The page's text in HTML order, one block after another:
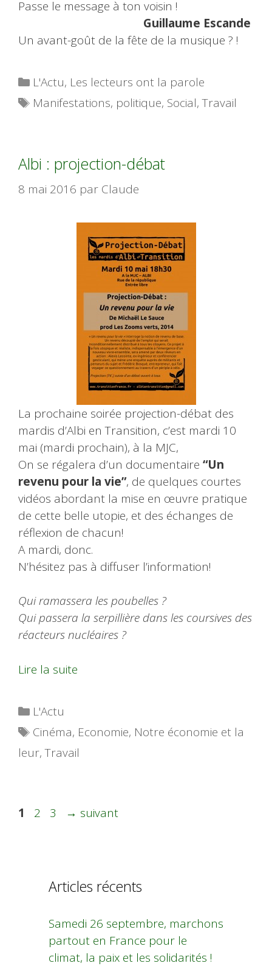
Passe le message à ton voisin !
Guillaume Escande
Un avant-goût de la fête de la musique ? !
Catégories
L'Actu, Les lecteurs ont la parole
Étiquettes
Manifestations, politique, Social,Travail
Albi : projection-débat
8 mai 2016 par Claude
La prochaine soirée projection-débat des
mardis d’Albi en Transition, c’est mardi 10
mai (mardi prochain), à la MJC,
On se régalera d’un documentaire “Un
revenu pour la vie”, de quelques courtes
vidéos abordant la mise en œuvre pratique
de cette belle utopie, et des échanges de
réflexion de chacun!
A mardi, donc.
N’hésitez pas à diffuser l’information!
Qui ramassera les poubelles ?
Qui passera la serpillière dans les coursives des
réacteurs nucléaires ?
Lire la suite
Catégories
L'Actu
Étiquettes
Cinéma, Economie, Notre économie et la
leur,Travail
Page
1 Page
2 Page
3 → suivant
Articles récents
Samedi 26 septembre, marchons
partout en France pour le
climat, la paix et les solidarités !